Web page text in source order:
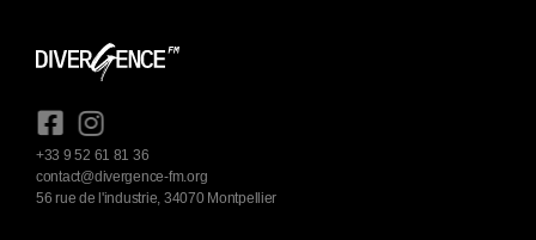
+33 9 52 61 81 36
contact@divergence-fm.org
56 rue de l'industrie, 34070 Montpellier